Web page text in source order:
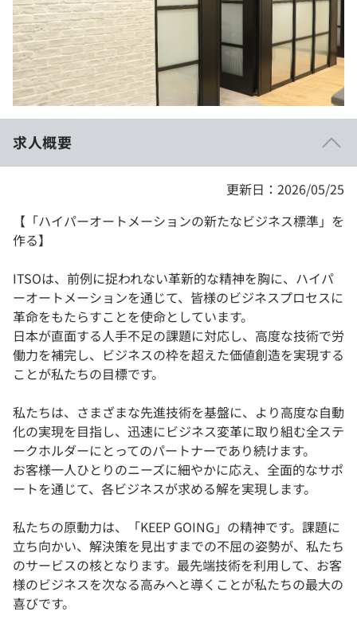
就活成功ガイド
プラン
個人向けプラン
法人向けプラン
契約内容・クーポン
求人概要
更新日：2026/05/25
【「ハイパーオートメーションの新たなビジネス標準」を
作る】
ITSOは、前例に捉われない革新的な精神を胸に、ハイパ
ーオートメーションを通じて、皆様のビジネスプロセスに
革命をもたらすことを使命としています。
日本が直面する人手不足の課題に対応し、高度な技術で労
働力を補完し、ビジネスの枠を超えた価値創造を実現する
ことが私たちの目標です。
私たちは、さまざまな先進技術を基盤に、より高度な自動
化の実現を目指し、迅速にビジネス変革に取り組む全ステ
ークホルダーにとってのパートナーであり続けます。
お客様一人ひとりのニーズに細やかに応え、全面的なサポ
ートを通じて、各ビジネスが求める解を実現します。
私たちの原動力は、「KEEP GOING」の精神です。課題に
立ち向かい、解決策を見出すまでの不屈の姿勢が、私たち
のサービスの核となります。最先端技術を利用して、お客
様のビジネスを次なる高みへと導くことが私たちの最大の
喜びです。